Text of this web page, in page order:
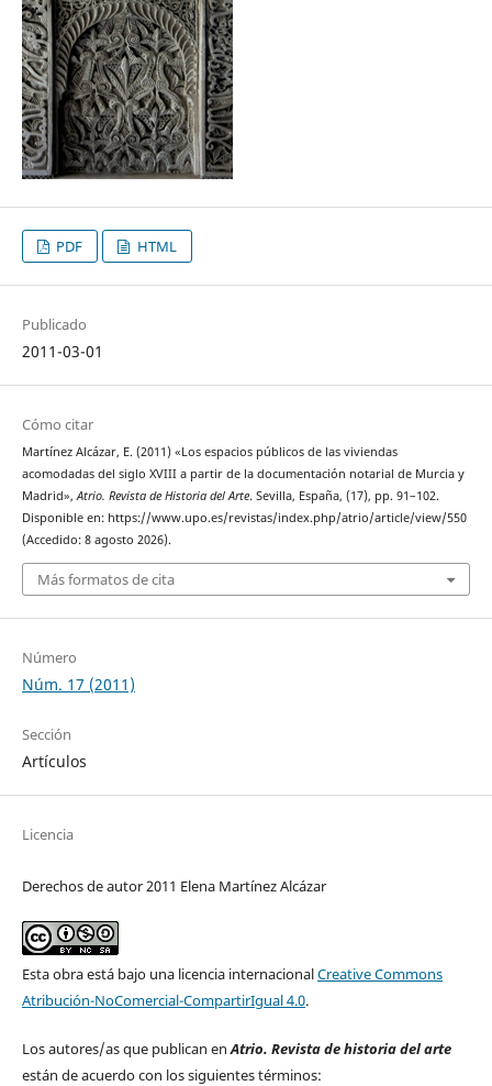
PDF HTML
Publicado
2011-03-01
Cómo citar
Martínez Alcázar, E. (2011) «Los espacios públicos de las viviendas
acomodadas del siglo XVIII a partir de la documentación notarial de Murcia y
Madrid»,Atrio. Revista de Historia del Arte. Sevilla, España, (17), pp. 91–102.
Disponible en: https://www.upo.es/revistas/index.php/atrio/article/view/550
(Accedido: 8 agosto 2026).
Más formatos de cita
Número
Núm. 17 (2011)
Sección
Artículos
Licencia
Derechos de autor 2011 Elena Martínez Alcázar
Esta obra está bajo una licencia internacionalCreative Commons
Atribución-NoComercial-CompartirIgual 4.0.
Los autores/as que publican enAtrio. Revista de historia del arte
están de acuerdo con los siguientes términos: